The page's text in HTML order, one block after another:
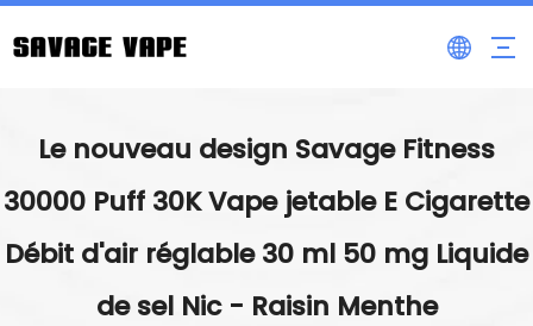
Le nouveau design Savage Fitness
30000 Puff 30K Vape jetable E Cigarette
Débit d'air réglable 30 ml 50 mg Liquide
de sel Nic - Raisin Menthe